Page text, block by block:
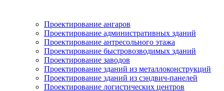
Проектирование ангаров
Проектирование административных зданий
Проектирование антресольного этажа
Проектирование быстровозводимых зданий
Проектирование заводов
Проектирование зданий из металлоконструкций
Проектирование зданий из сэндвич-панелей
Проектирование логистических центров